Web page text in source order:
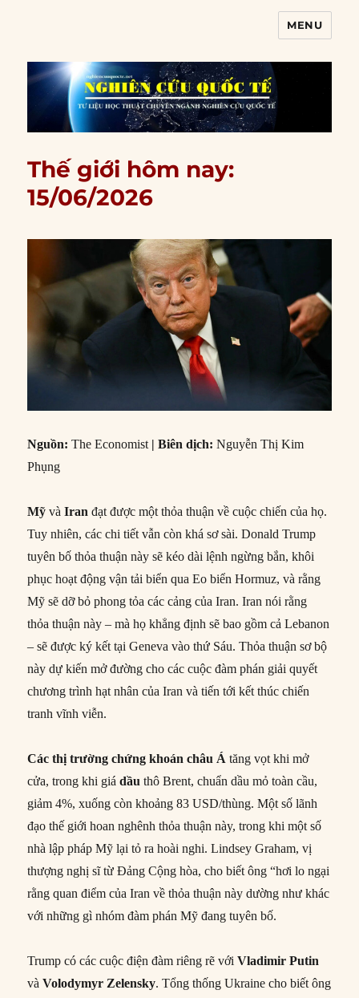
MENU
Thế giới hôm nay:
15/06/2026
Nguồn:The Economist | Biên dịch:Nguyễn Thị Kim
Phụng
Mỹvà Iran đạt được một thỏa thuận về cuộc chiến của họ.
Tuy nhiên, các chi tiết vẫn còn khá sơ sài. Donald Trump
tuyên bố thỏa thuận này sẽ kéo dài lệnh ngừng bắn, khôi
phục hoạt động vận tải biển qua Eo biển Hormuz, và rằng
Mỹ sẽ dỡ bỏ phong tỏa các cảng của Iran. Iran nói rằng
thỏa thuận này – mà họ khẳng định sẽ bao gồm cả Lebanon
– sẽ được ký kết tại Geneva vào thứ Sáu. Thỏa thuận sơ bộ
này dự kiến mở đường cho các cuộc đàm phán giải quyết
chương trình hạt nhân của Iran và tiến tới kết thúc chiến
tranh vĩnh viễn.
Các thị trường chứng khoán châu Á tăng vọt khi mở
cửa, trong khi giádầu thô Brent, chuẩn dầu mỏ toàn cầu,
giảm 4%, xuống còn khoảng 83 USD/thùng. Một số lãnh
đạo thế giới hoan nghênh thỏa thuận này, trong khi một số
nhà lập pháp Mỹ lại tỏ ra hoài nghi. Lindsey Graham, vị
thượng nghị sĩ từ Đảng Cộng hòa, cho biết ông “hơi lo ngại
rằng quan điểm của Iran về thỏa thuận này dường như khác
với những gì nhóm đàm phán Mỹ đang tuyên bố.
Trump có các cuộc điện đàm riêng rẽ vớiVladimir Putin
và Volodymyr Zelensky. Tổng thống Ukraine cho biết ông